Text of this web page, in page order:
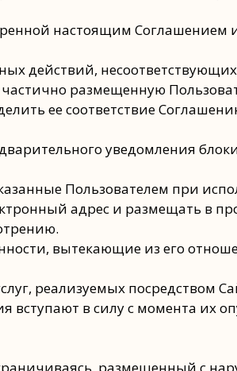
настоящим Соглашением
действий,
размещенную
ее соответствие
уведомления
Пользователем при
адрес и размещать в
вытекающие из его
реализуемых посредством
вступают в силу с момента их